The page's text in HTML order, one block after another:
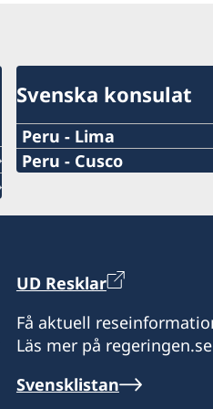
Svenska konsulat
Peru - Lima
Honorärkonsul: Xavier
kommersiell assistent.
Email konsulära frågor:
Email kommersiella
Telefon: +51 914164168
Telefontid: måndag -
Peru - Cusco
Telefon: +51 994374176
Besök: enbart efter
Adress: El Huerto de
UD Resklar
Få aktuell
Läs mer på
Svensklistan